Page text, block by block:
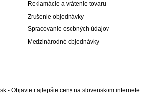
Reklamácie a vrátenie tovaru
Zrušenie objednávky
Spracovanie osobných údajov
Medzinárodné objednávky